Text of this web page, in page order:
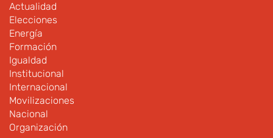
Actualidad
Elecciones
Energía
Formación
Igualdad
Institucional
Internacional
Movilizaciones
Nacional
Organización